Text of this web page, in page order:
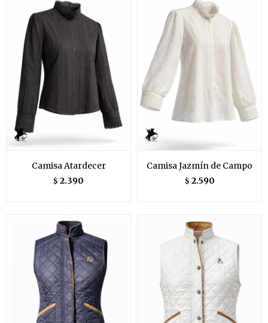
Camisa Atardecer
$ 2.390
Camisa Jazmín de Campo
$ 2.590